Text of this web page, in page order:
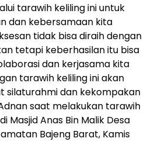
tarawih keliling ini untuk
dan kebersamaan kita
tidak bisa diraih dengan
tetapi keberhasilan itu bisa
dan kerjasama kita
tarawih keliling ini akan
silaturahmi dan kekompakan
saat melakukan tarawih
Masjid Anas Bin Malik Desa
Bajeng Barat, Kamis